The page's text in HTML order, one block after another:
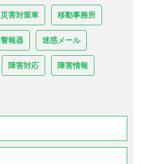
災害対策車 移動事務所
警報器 迷惑メール
障害対応 障害情報